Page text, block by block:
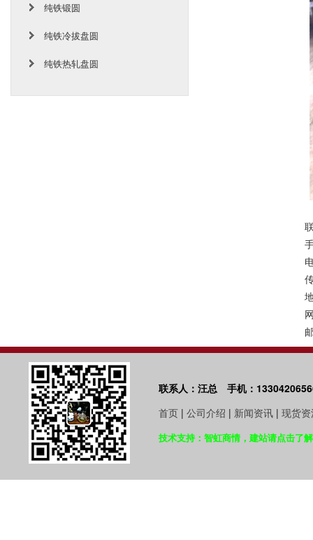
纯铁锻圆
纯铁冷拔盘圆
纯铁热轧盘圆
联系人：汪总 手机：
首页 | 公司介绍 | 新闻资讯 | 现货
技术支持：智虹商情，建站请点击了解